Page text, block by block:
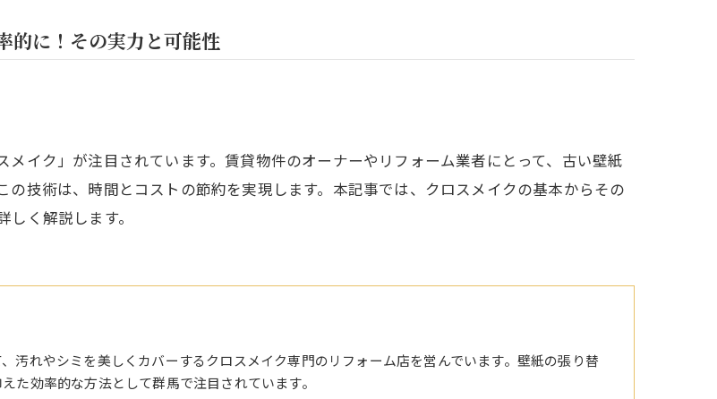
的に！その実力と可能性
イク」が注目されています。賃貸物件のオーナーやリフォーム業者にとって、古い壁紙
技術は、時間とコストの節約を実現します。本記事では、クロスメイクの基本からその
く解説します。
汚れやシミを美しくカバーするクロスメイク専門のリフォーム店を営んでいます。壁紙の張り替
た効率的な方法として群馬で注目されています。